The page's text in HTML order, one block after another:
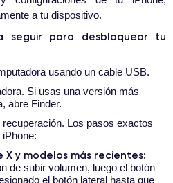
a tu dispositivo.
seguir para desbloquear tu
usando un cable USB.
Si usas una versión más
abre Finder.
Los pasos exactos
X y modelos más recientes:
de subir volumen, luego el botón
el botón lateral hasta que